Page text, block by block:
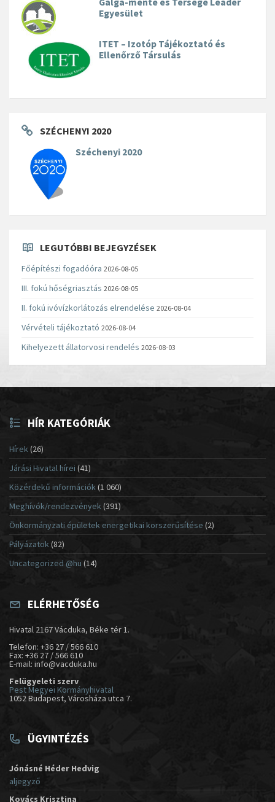
Egyesület
ITET – Izotóp Tájékoztató és
Ellenőrző Társulás
SZÉCHENYI 2020
Széchenyi 2020
LEGUTÓBBI BEJEGYZÉSEK
Főépítészi fogadóóra 2026-08-05
III. fokú hőségriasztás 2026-08-05
II. fokú ivóvízkorlátozás elrendelése 2026-08-04
Vérvételi tájékoztató 2026-08-04
Kihelyezett állatorvosi rendelés 2026-08-03
HÍR KATEGÓRIÁK
Hírek(26)
Járási Hivatal hírei (41)
Közérdekű információk(1 060)
Meghívók/rendezvények (391)
Önkormányzati épületek energetikai korszerűsítése (2)
Pályázatok (82)
Uncategorized @hu (14)
ELÉRHETŐSÉG
Hivatal 2167 Vácduka, Béke tér 1.
Telefon: +36 27 / 566 610
Fax: +36 27 / 566 610
E-mail: info@vacduka.hu
Felügyeleti szerv
Pest Megyei Kormányhivatal
1052 Budapest, Városháza utca 7.
ÜGYINTÉZÉS
Jónásné Héder Hedvig
aljegyző
Kovács Krisztina